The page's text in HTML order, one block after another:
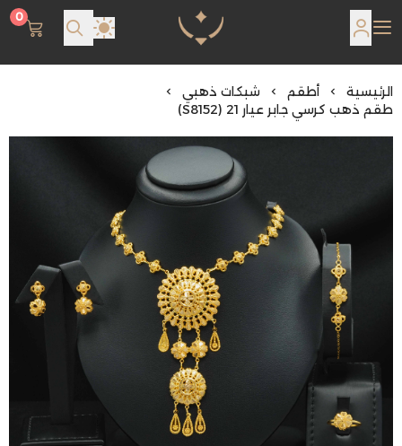
مجوهرات لمعة اللؤلؤة
0
الرئيسية أطقم
شبكات ذهبي
طقم ذهب كرسي جابر عيار 21 (S8152)